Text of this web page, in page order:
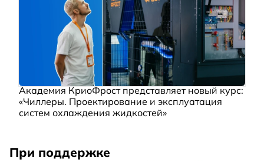
Академия КриоФрост представляет новый курс:
«Чиллеры. Проектирование и эксплуатация
систем охлаждения жидкостей»
При поддержке